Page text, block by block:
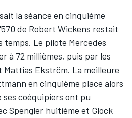
la séance en cinquième
de Robert Wickens restait
temps. Le pilote Mercedes
à 72 millièmes, puis par les
Mattias Ekström. La meilleure
en cinquième place alors
coéquipiers ont pu
Spengler huitième et Glock